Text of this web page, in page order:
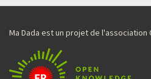
Ma Dada est un projet de l'association